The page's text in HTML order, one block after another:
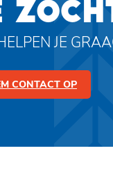
JE
CONTACT OP